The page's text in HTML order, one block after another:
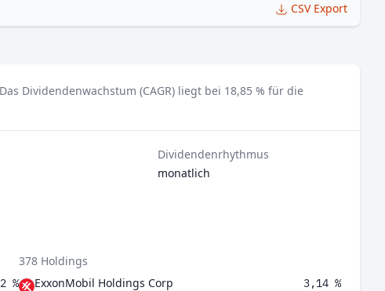
CSV Export
Das Dividendenwachstum (CAGR) liegt bei 18,85 % für die
Dividendenrhythmus
monatlich
%
378 Holdings
ExxonMobil Holdings Corp
3,14 %